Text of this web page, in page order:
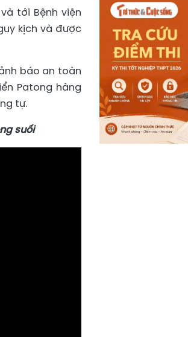
tới Bệnh viện
kịch và được
báo an toàn
Patong hàng
tự.
suối